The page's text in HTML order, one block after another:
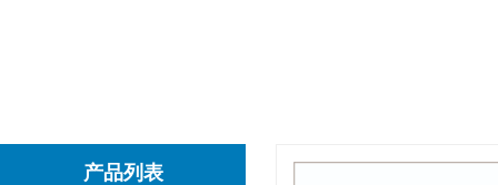
产品列表